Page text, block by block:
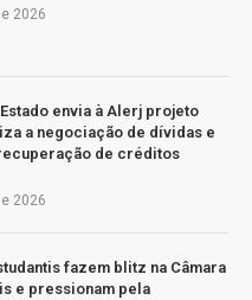
2026
envia à Alerj projeto
a negociação de dívidas e
de créditos
2026
fazem blitz na Câmara
e pressionam pela